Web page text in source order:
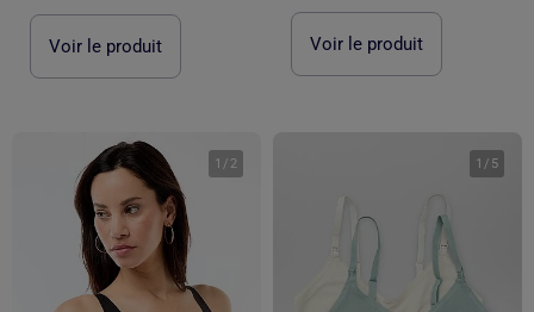
Voir le produit Voir le produit
1 / 2 1 / 5